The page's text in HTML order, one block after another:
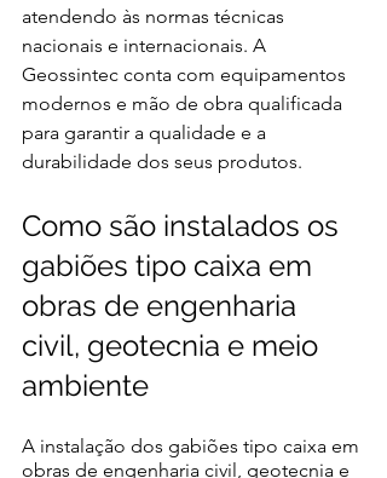
atendendo às normas técnicas
nacionais e internacionais. A
Geossintec conta com equipamentos
modernos e mão de obra qualificada
para garantir a qualidade e a
durabilidade dos seus produtos.
Como são instalados os
gabiões tipo caixa em
obras de engenharia
civil, geotecnia e meio
ambiente
A instalação dos gabiões tipo caixa em
obras de engenharia civil, geotecnia e